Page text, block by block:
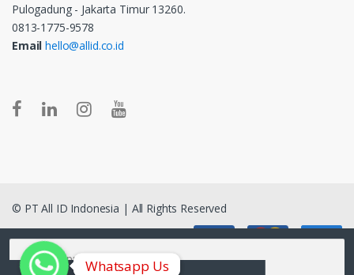
Pulogadung - Jakarta Timur 13260.
0813-1775-9578
Email hello@allid.co.id
© PT All ID Indonesia | All Rights Reserved
Pencarian untuk:
Whatsapp Us
Whatsapp Us